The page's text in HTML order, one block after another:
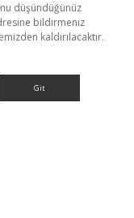
düşündüğünüz
bildirmeniz
kaldırılacaktır.